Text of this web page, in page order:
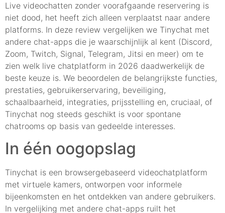
Live videochatten zonder voorafgaande reservering is
niet dood, het heeft zich alleen verplaatst naar andere
platforms. In deze review vergelijken we Tinychat met
andere chat-apps die je waarschijnlijk al kent (Discord,
Zoom, Twitch, Signal, Telegram, Jitsi en meer) om te
zien welk live chatplatform in 2026 daadwerkelijk de
beste keuze is. We beoordelen de belangrijkste functies,
prestaties, gebruikerservaring, beveiliging,
schaalbaarheid, integraties, prijsstelling en, cruciaal, of
Tinychat nog steeds geschikt is voor spontane
chatrooms op basis van gedeelde interesses.
In één oogopslag
Tinychat is een browsergebaseerd videochatplatform
met virtuele kamers, ontworpen voor informele
bijeenkomsten en het ontdekken van andere gebruikers.
In vergelijking met andere chat-apps ruilt het